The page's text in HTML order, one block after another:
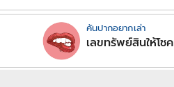
คันปากอยากเล่า
เลขทรัพย์สินให้โชค